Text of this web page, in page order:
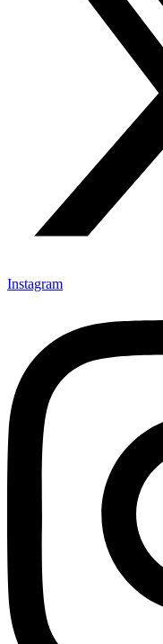
Instagram